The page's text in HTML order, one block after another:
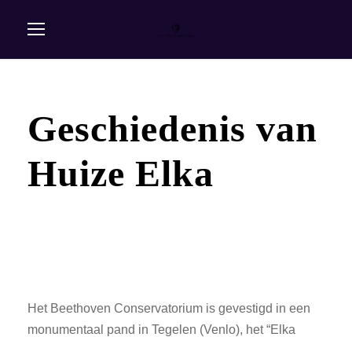
Geschiedenis van
Huize Elka
Het Beethoven Conservatorium is gevestigd in een
monumentaal pand in Tegelen (Venlo), het “Elka